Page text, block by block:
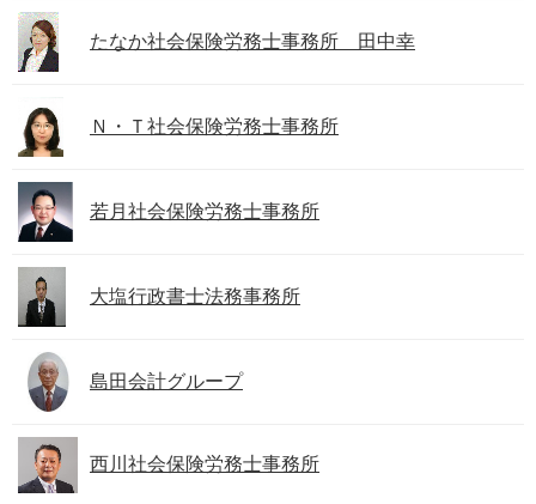
たなか社会保険労務士事務所 田中幸
Ｎ・Ｔ社会保険労務士事務所
若月社会保険労務士事務所
大塩行政書士法務事務所
島田会計グループ
西川社会保険労務士事務所